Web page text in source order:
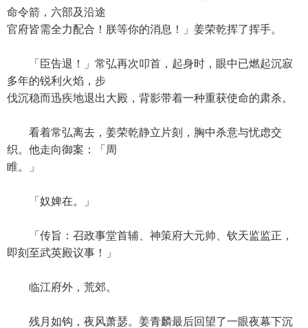
命令箭，六部及沿途
官府皆需全力配合！朕等你的消息！」姜荣乾挥了挥手。
「臣告退！」常弘再次叩首，起身时，眼中已燃起沉寂
多年的锐利火焰，步
伐沉稳而迅疾地退出大殿，背影带着一种重获使命的肃杀。
看着常弘离去，姜荣乾静立片刻，胸中杀意与忧虑交
织。他走向御案：「周
睢。」
「奴婢在。」
「传旨：召政事堂首辅、神策府大元帅、钦天监监正，
即刻至武英殿议事！」
临江府外，荒郊。
残月如钩，夜风萧瑟。姜青麟最后回望了一眼夜幕下沉